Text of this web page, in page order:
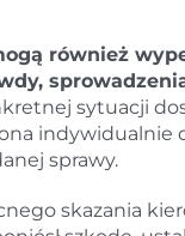
również
sytuacji
indywidualnie
sprawy.
skazania